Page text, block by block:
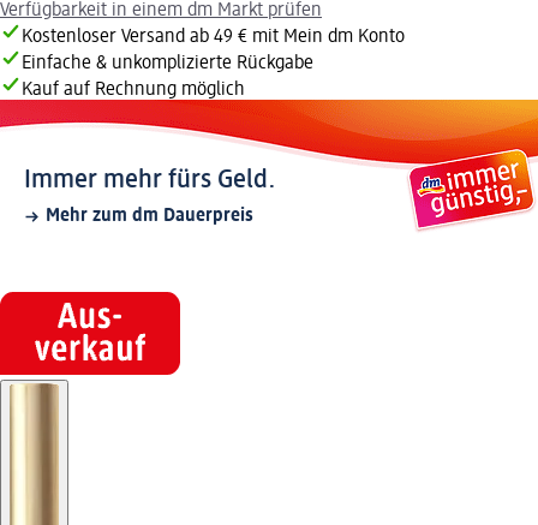
Verfügbarkeit in einem dm Markt prüfen
Kostenloser Versand ab 49 € mit Mein dm Konto
Einfache & unkomplizierte Rückgabe
Kauf auf Rechnung möglich
Immer mehr fürs Geld.
Mehr zum dm Dauerpreis